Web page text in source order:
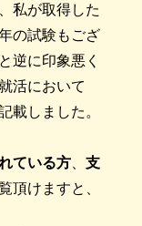
私が取得した
の試験もござ
逆に印象悪く
活において
載しました。
ている方 、支
頂けますと、